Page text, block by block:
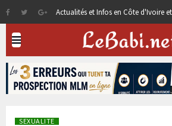
Actualités et Infos en Côte d'Ivoire
SEXUALITE